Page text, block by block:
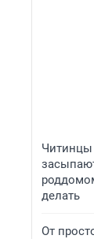
Читинцы
делать
От